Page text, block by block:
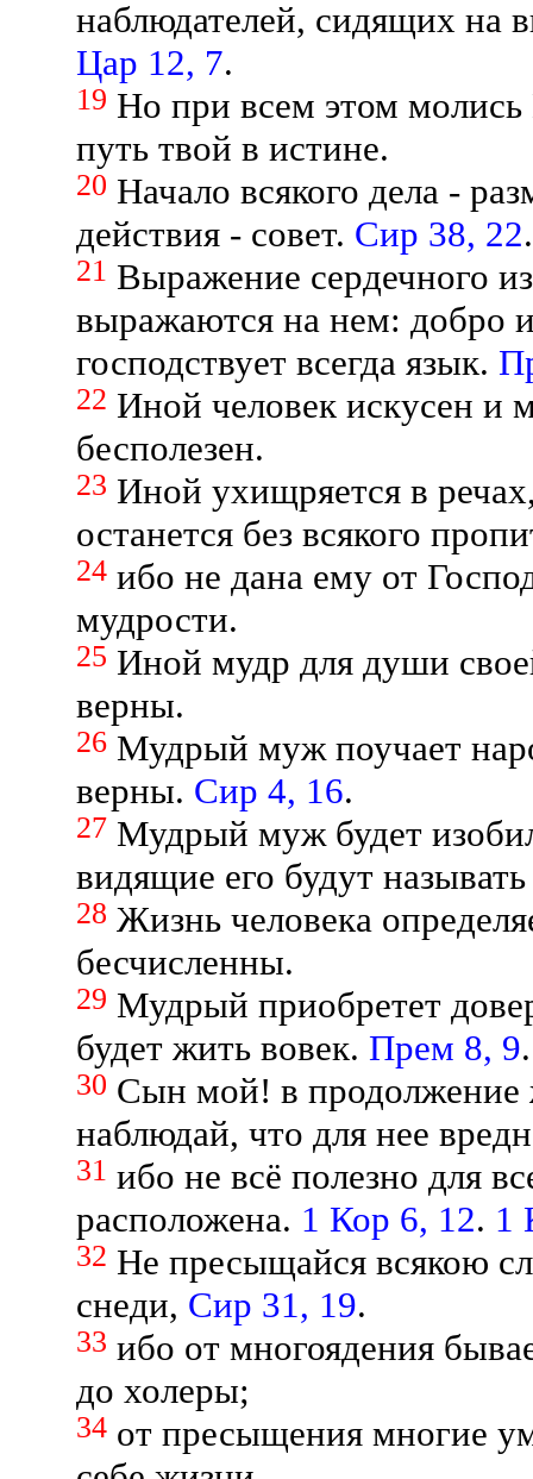
наблюдателей, сидящих на
Цар 12, 7.
19 Но при всем этом
путь твой в истине.
20 Начало всякого дела -
действия - совет. Сир 38, 22.
21 Выражение сердечного
выражаются на нем: добро
господствует всегда язык.
22 Иной человек искусен и
бесполезен.
23 Иной ухищряется в
останется без всякого
24 ибо не дана ему от
мудрости.
25 Иной мудр для души
верны.
26 Мудрый муж поучает
верны. Сир 4, 16.
27 Мудрый муж будет
видящие его будут
28 Жизнь человека
бесчисленны.
29 Мудрый приобретет
будет жить вовек. Прем 8, 9.
30 Сын мой! в
наблюдай, что для нее
31 ибо не всё полезно для
расположена. 1 Кор 6, 12. 1
32 Не пресыщайся всякою
снеди, Сир 31, 19.
33 ибо от многоядения
до холеры;
34 от пресыщения многие